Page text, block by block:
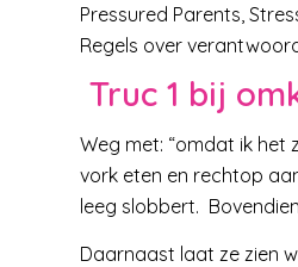
Pressured Parents,
Regels over
Truc 1 bij
Weg met: “omdat ik het
vork eten en rechtop
leeg slobbert.
Daarnaast laat ze zien